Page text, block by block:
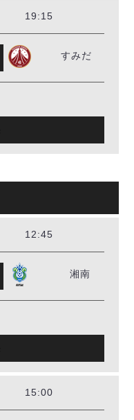
19:15
すみだ
12:45
湘南
15:00